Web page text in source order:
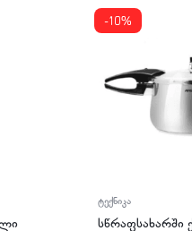
-10%
ტექნიკა
სწრაფსახარში